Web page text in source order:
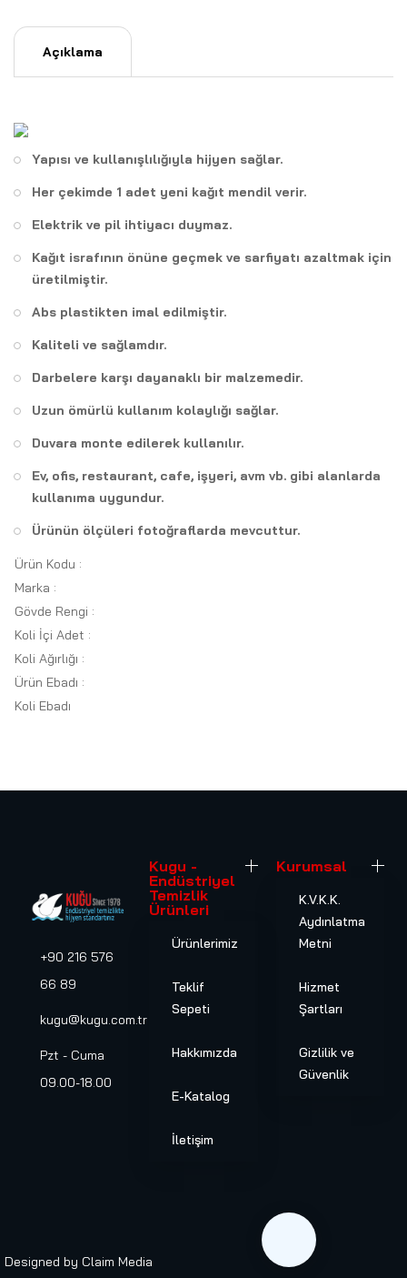
Açıklama
Yapısı ve kullanışlılığıyla hijyen sağlar.
Her çekimde 1 adet yeni kağıt mendil verir.
Elektrik ve pil ihtiyacı duymaz.
Kağıt israfının önüne geçmek ve sarfiyatı azaltmak için
üretilmiştir.
Abs plastikten imal edilmiştir.
Kaliteli ve sağlamdır.
Darbelere karşı dayanaklı bir malzemedir.
Uzun ömürlü kullanım kolaylığı sağlar.
Duvara monte edilerek kullanılır.
Ev, ofis, restaurant, cafe, işyeri, avm vb. gibi alanlarda
kullanıma uygundur.
Ürünün ölçüleri fotoğraflarda mevcuttur.
Ürün Kodu :
Marka :
Gövde Rengi :
Koli İçi Adet :
Koli Ağırlığı :
Ürün Ebadı :
Koli Ebadı
+90 216 576
66 89
kugu@kugu.com.tr
Pzt - Cuma
09.00-18.00
Kugu -
Endüstriyel
Temizlik
Ürünleri
Ürünlerimiz
Teklif
Sepeti
Hakkımızda
E-Katalog
İletişim
Kurumsal
K.V.K.K.
Aydınlatma
Metni
Hizmet
Şartları
Gizlilik ve
Güvenlik
Designed by Claim Media